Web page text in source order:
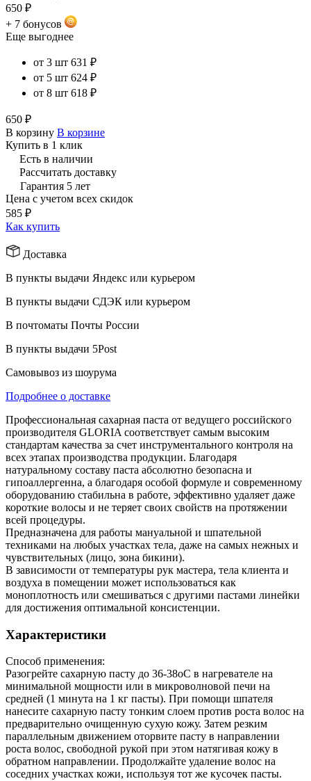
650 ₽
+ 7 бонусов
Еще выгоднее
от 3 шт 631 ₽
от 5 шт 624 ₽
от 8 шт 618 ₽
650 ₽
В корзину В корзине
Купить в 1 клик
Есть в наличии
Рассчитать доставку
Гарантия 5 лет
Цена с учетом всех скидок
585 ₽
Как купить
Доставка
В пункты выдачи Яндекс или курьером
В пункты выдачи СДЭК или курьером
В почтоматы Почты России
В пункты выдачи 5Post
Самовывоз из шоурума
Подробнее о доставке
Профессиональная сахарная паста от ведущего российского
производителя GLORIA соответствует самым высоким
стандартам качества за счет инструментального контроля на
всех этапах производства продукции. Благодаря
натуральному составу паста абсолютно безопасна и
гипоаллергенна, а благодаря особой формуле и современному
оборудованию стабильна в работе, эффективно удаляет даже
короткие волосы и не теряет своих свойств на протяжении
всей процедуры.
Предназначена для работы мануальной и шпательной
техниками на любых участках тела, даже на самых нежных и
чувствительных (лицо, зона бикини).
В зависимости от температуры рук мастера, тела клиента и
воздуха в помещении может использоваться как
моноплотность или смешиваться с другими пастами линейки
для достижения оптимальной консистенции.
Характеристики
Способ применения:
Разогрейте сахарную пасту до 36-38оС в нагревателе на
минимальной мощности или в микроволновой печи на
средней (1 минута на 1 кг пасты). При помощи шпателя
нанесите сахарную пасту тонким слоем против роста волос на
предварительно очищенную сухую кожу. Затем резким
параллельным движением оторвите пасту в направлении
роста волос, свободной рукой при этом натягивая кожу в
обратном направлении. Продолжайте удаление волос на
соседних участках кожи, используя тот же кусочек пасты.